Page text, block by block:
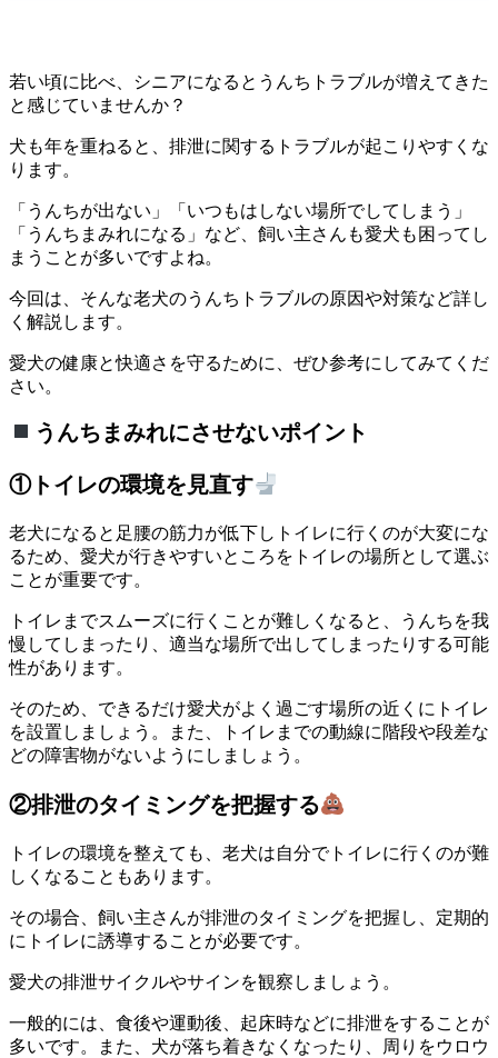
若い頃に比べ、シニアになるとうんちトラブルが増えてきた
と感じていませんか？
犬も年を重ねると、排泄に関するトラブルが起こりやすくな
ります。
「うんちが出ない」「いつもはしない場所でしてしまう」
「うんちまみれになる」など、飼い主さんも愛犬も困ってし
まうことが多いですよね。
今回は、そんな老犬のうんちトラブルの原因や対策など詳し
く解説します。
愛犬の健康と快適さを守るために、ぜひ参考にしてみてくだ
さい。
うんちまみれにさせないポイント
①トイレの環境を見直す
老犬になると足腰の筋力が低下しトイレに行くのが大変にな
るため、愛犬が行きやすいところをトイレの場所として選ぶ
ことが重要です。
トイレまでスムーズに行くことが難しくなると、うんちを我
慢してしまったり、適当な場所で出してしまったりする可能
性があります。
そのため、できるだけ愛犬がよく過ごす場所の近くにトイレ
を設置しましょう。また、トイレまでの動線に階段や段差な
どの障害物がないようにしましょう。
②排泄のタイミングを把握する
トイレの環境を整えても、老犬は自分でトイレに行くのが難
しくなることもあります。
その場合、飼い主さんが排泄のタイミングを把握し、定期的
にトイレに誘導することが必要です。
愛犬の排泄サイクルやサインを観察しましょう。
一般的には、食後や運動後、起床時などに排泄をすることが
多いです。また、犬が落ち着きなくなったり、周りをウロウ